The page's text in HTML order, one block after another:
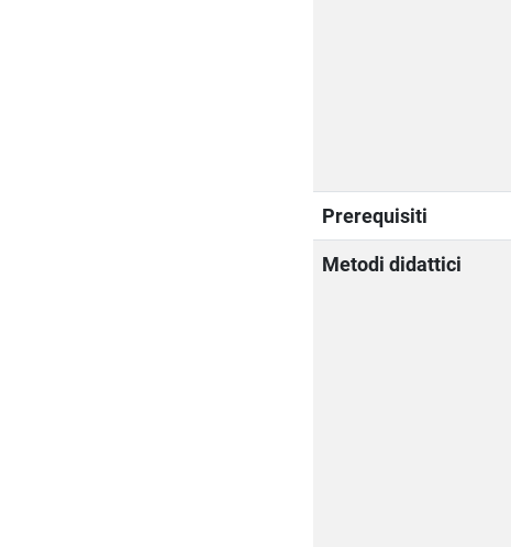
Prerequisiti
Metodi didattici